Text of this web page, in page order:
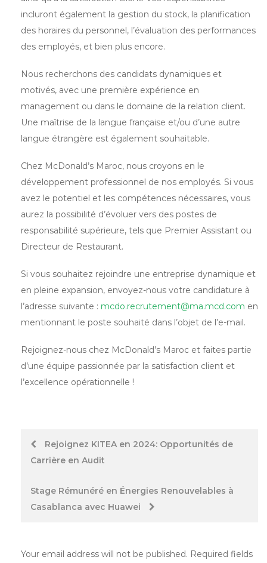
incluront également la gestion du stock, la planification
des horaires du personnel, l’évaluation des performances
des employés, et bien plus encore.
Nous recherchons des candidats dynamiques et
motivés, avec une première expérience en
management ou dans le domaine de la relation client.
Une maîtrise de la langue française et/ou d’une autre
langue étrangère est également souhaitable.
Chez McDonald’s Maroc, nous croyons en le
développement professionnel de nos employés. Si vous
avez le potentiel et les compétences nécessaires, vous
aurez la possibilité d’évoluer vers des postes de
responsabilité supérieure, tels que Premier Assistant ou
Directeur de Restaurant.
Si vous souhaitez rejoindre une entreprise dynamique et
en pleine expansion, envoyez-nous votre candidature à
l’adresse suivante : mcdo.recrutement@ma.mcd.com en
mentionnant le poste souhaité dans l’objet de l’e-mail.
Rejoignez-nous chez McDonald’s Maroc et faites partie
d’une équipe passionnée par la satisfaction client et
l’excellence opérationnelle !
PostRejoignez KITEA en 2024: Opportunités de
Carrière en Audit
Stage Rémunéré en Énergies Renouvelables à
Casablanca avec Huawei
Your email address will not be published. Required fields